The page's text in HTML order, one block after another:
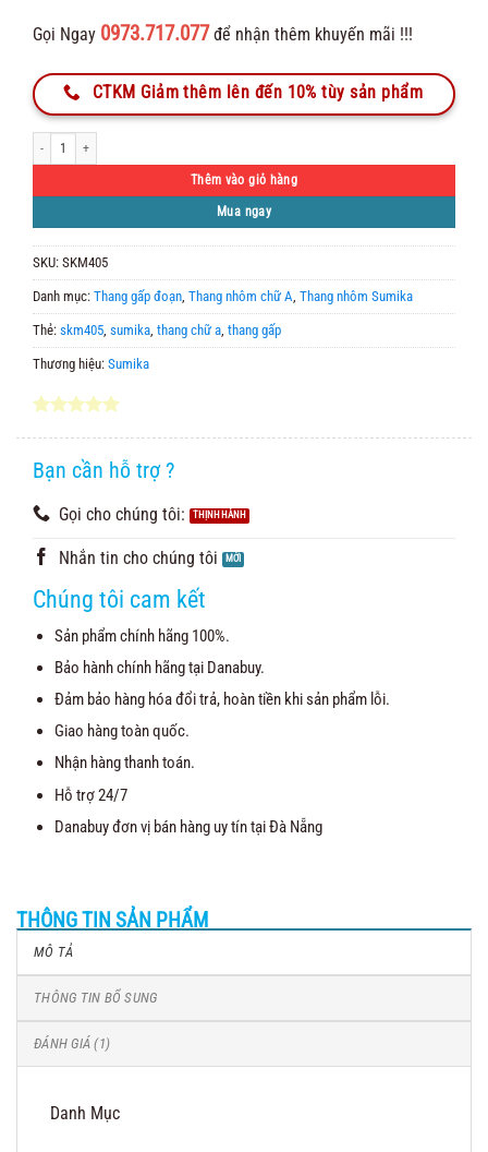
Gọi Ngay 0973.717.077 để nhận thêm khuyến mãi !!!
CTKM Giảm thêm lên đến 10% tùy sản phẩm
Thang nhôm chữ A rút lồng Sumika SKM405 số lượng
Thêm vào giỏ hàng
Mua ngay
SKU: SKM405
Danh mục: Thang gấp đoạn, Thang nhôm chữ A, Thang nhôm Sumika
Thẻ: skm405, sumika, thang chữ a, thang gấp
Thương hiệu: Sumika
đánh giá
Bạn cần hỗ trợ ?
Gọi cho chúng tôi:
Nhắn tin cho chúng tôi
Chúng tôi cam kết
Sản phẩm chính hãng 100%.
Bảo hành chính hãng tại Danabuy.
Đảm bảo hàng hóa đổi trả, hoàn tiền khi sản phẩm lỗi.
Giao hàng toàn quốc.
Nhận hàng thanh toán.
Hỗ trợ 24/7
Danabuy đơn vị bán hàng uy tín tại Đà Nẵng
THÔNG TIN SẢN PHẨM
MÔ TẢ
THÔNG TIN BỔ SUNG
ĐÁNH GIÁ (1)
Danh Mục